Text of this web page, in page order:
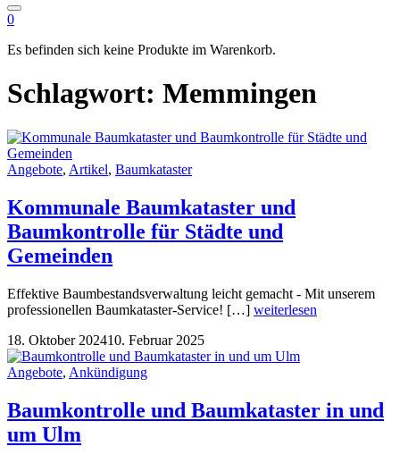
0
Es befinden sich keine Produkte im Warenkorb.
Schlagwort: Memmingen
Angebote, Artikel, Baumkataster
Kommunale Baumkataster und
Baumkontrolle für Städte und
Gemeinden
Effektive Baumbestandsverwaltung leicht gemacht - Mit unserem
professionellen Baumkataster-Service! […] weiterlesen
18. Oktober 202410. Februar 2025
Angebote, Ankündigung
Baumkontrolle und Baumkataster in und
um Ulm